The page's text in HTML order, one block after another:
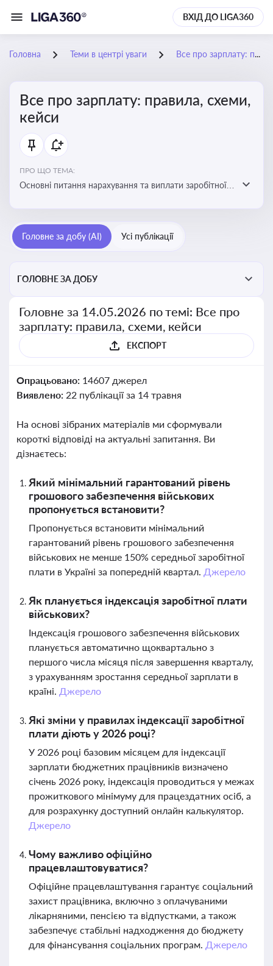
ВХІД ДО LIGA360
Головна Теми в центрі уваги Все про зарплату: правила, схеми, кейси
Все про зарплату: правила, схеми,
кейси
ПРО ЩО ТЕМА:
Основні питання нарахування та виплати заробітної
інформації про можливі схеми зловживань
Головне за добу (AI) Усі публікації
ГОЛОВНЕ ЗА ДОБУ
Головне за 14.05.2026 по темі: Все про
зарплату: правила, схеми, кейси
ЕКСПОРТ
Опрацьовано: 14607 джерел
Виявлено: 22 публікації за 14 травня
На основі зібраних матеріалів ми сформували
короткі відповіді на актуальні запитання. Ви
дізнаєтесь:
Який мінімальний гарантований рівень
грошового забезпечення військових
пропонується встановити?
Пропонується встановити мінімальний
гарантований рівень грошового забезпечення
військових не менше 150% середньої заробітної
плати в Україні за попередній квартал. Джерело
Як планується індексація заробітної плати
військових?
Індексація грошового забезпечення військових
планується автоматично щоквартально з
першого числа місяця після завершення кварталу,
з урахуванням зростання середньої зарплати в
країні. Джерело
Які зміни у правилах індексації заробітної
плати діють у 2026 році?
У 2026 році базовим місяцем для індексації
зарплати бюджетних працівників визначено
січень 2026 року, індексація проводиться у межах
прожиткового мінімуму для працездатних осіб, а
для розрахунку доступний онлайн калькулятор.
Джерело
Чому важливо офіційно
працевлаштовуватися?
Офіційне працевлаштування гарантує соціальний
захист працівника, включно з оплачуваними
лікарняними, пенсією та відпустками, а також
забезпечує стабільні надходження до бюджету
для фінансування соціальних програм. Джерело